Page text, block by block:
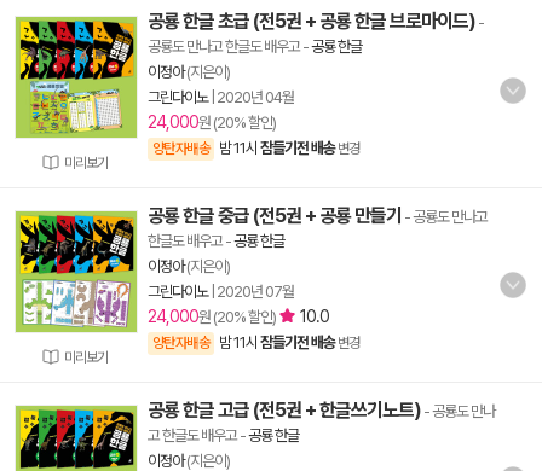
미리보기
공룡 한글 초급 (전5권 + 공룡 한글 브로마이드) -
공룡도 만나고 한글도 배우고 -공룡 한글
이정아(지은이)
그린다이노| 2020년 04월
24,000원 (20% 할인)
양탄자배송 밤 11시 잠들기전 배송 변경
미리보기
공룡 한글 중급 (전5권 + 공룡 만들기 - 공룡도 만나고
한글도 배우고 -공룡 한글
이정아(지은이)
그린다이노| 2020년 07월
24,000원 (20% 할인) 10.0
양탄자배송 밤 11시 잠들기전 배송 변경
공룡 한글 고급 (전5권 + 한글쓰기노트) - 공룡도 만나
고 한글도 배우고 -공룡 한글
이정아(지은이)